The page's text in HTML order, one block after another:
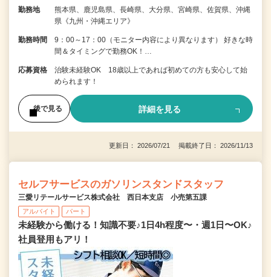
勤務地
熊本県、鹿児島県、長崎県、大分県、宮崎県、佐賀県、沖縄
県《九州・沖縄エリア》
勤務時間
9：00～17：00（モニター内容により異なります） 好きな時
間＆タイミングで勤務OK！…
応募資格
治験未経験OK 18歳以上であれば初めての方も安心して始
められます！
後で見る 詳細を見る
更新日： 2026/07/21 掲載終了日： 2026/11/13
セルフサービスのガソリンスタンドスタッフ
三愛リテールサービス株式会社 西日本支店 小売第五課
アルバイト パート
未経験から働ける！知識不要♪1日4h程度〜・週1日〜OK♪
社員登用もアリ！